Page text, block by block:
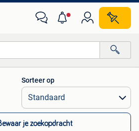
Alle afstanden…
Sorteer op
je zoekopdracht